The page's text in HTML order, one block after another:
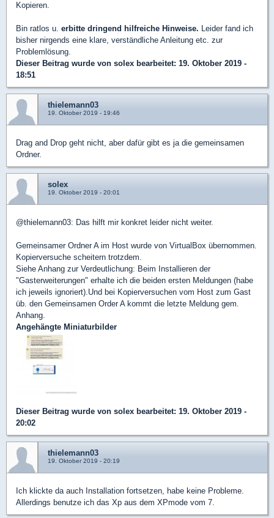
Kopieren.
Bin ratlos u. erbitte dringend hilfreiche Hinweise. Leider fand ich
bisher nirgends eine klare, verständliche Anleitung etc. zur
Problemlösung.
Dieser Beitrag wurde von solex bearbeitet: 19. Oktober 2019 -
18:51
thielemann03
19. Oktober 2019 - 19:46
Drag and Drop geht nicht, aber dafür gibt es ja die gemeinsamen
Ordner.
solex
19. Oktober 2019 - 20:01
@thielemann03: Das hilft mir konkret leider nicht weiter.
Gemeinsamer Ordner A im Host wurde von VirtualBox übernommen.
Kopierversuche scheitern trotzdem.
Siehe Anhang zur Verdeutlichung: Beim Installieren der
"Gasterweiterungen" erhalte ich die beiden ersten Meldungen (habe
ich jeweils ignoriert).Und bei Kopierversuchen vom Host zum Gast
üb. den Gemeinsamen Order A kommt die letzte Meldung gem.
Anhang.
Angehängte Miniaturbilder
Dieser Beitrag wurde von solex bearbeitet: 19. Oktober 2019 -
20:02
thielemann03
19. Oktober 2019 - 20:19
Ich klickte da auch Installation fortsetzen, habe keine Probleme.
Allerdings benutze ich das Xp aus dem XPmode vom 7.